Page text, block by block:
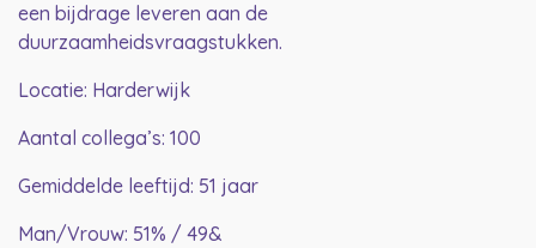
een bijdrage leveren aan de
duurzaamheidsvraagstukken.
Locatie: Harderwijk
Aantal collega’s: 100
Gemiddelde leeftijd: 51 jaar
Man/Vrouw: 51% / 49&